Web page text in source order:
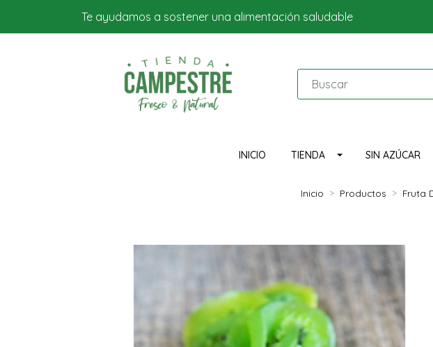
Te ayudamos a sostener una alimentación saludable
INICIO TIENDA SIN AZÚCAR
Inicio Productos Fruta